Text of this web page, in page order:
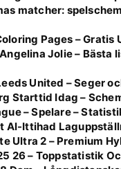
matcher:
Pages –
Jolie –
United – Seger
Starttid Idag –
– Spelare –
Al-Ittihad
Ultra 2 – Premium
26 – Toppstatistik